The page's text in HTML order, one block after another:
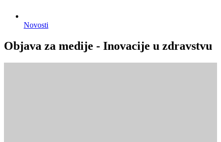
Novosti
Objava za medije - Inovacije u zdravstvu